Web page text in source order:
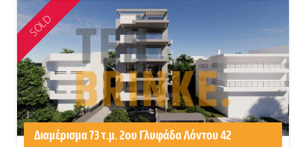
SOLD
Διαμέρισμα 73 τ.μ. 2ου Γλυφάδα Λόντου 42